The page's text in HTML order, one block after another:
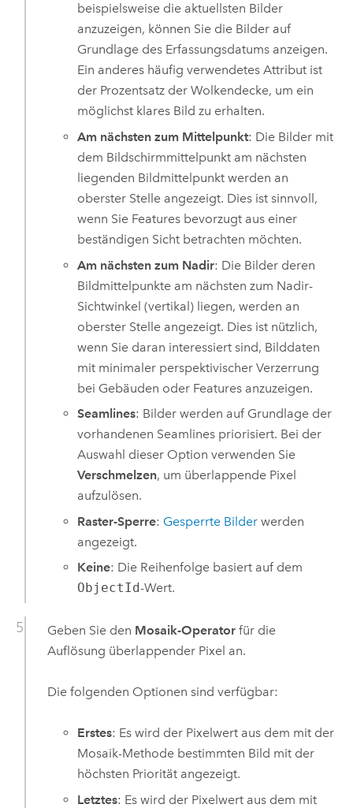
beispielsweise die aktuellsten Bilder
anzuzeigen, können Sie die Bilder auf
Grundlage des Erfassungsdatums anzeigen.
Ein anderes häufig verwendetes Attribut ist
der Prozentsatz der Wolkendecke, um ein
möglichst klares Bild zu erhalten.
Am nächsten zum Mittelpunkt: Die Bilder mit
dem Bildschirmmittelpunkt am nächsten
liegenden Bildmittelpunkt werden an
oberster Stelle angezeigt. Dies ist sinnvoll,
wenn Sie Features bevorzugt aus einer
beständigen Sicht betrachten möchten.
Am nächsten zum Nadir: Die Bilder deren
Bildmittelpunkte am nächsten zum Nadir-
Sichtwinkel (vertikal) liegen, werden an
oberster Stelle angezeigt. Dies ist nützlich,
wenn Sie daran interessiert sind, Bilddaten
mit minimaler perspektivischer Verzerrung
bei Gebäuden oder Features anzuzeigen.
Seamlines: Bilder werden auf Grundlage der
vorhandenen Seamlines priorisiert. Bei der
Auswahl dieser Option verwenden Sie
Verschmelzen, um überlappende Pixel
aufzulösen.
Raster-Sperre: Gesperrte Bilder werden
angezeigt.
Keine: Die Reihenfolge basiert auf dem
ObjectId-Wert.
Geben Sie den Mosaik-Operatorfür die
Auflösung überlappender Pixel an.
Die folgenden Optionen sind verfügbar:
Erstes: Es wird der Pixelwert aus dem mit der
Mosaik-Methode bestimmten Bild mit der
höchsten Priorität angezeigt.
Letztes: Es wird der Pixelwert aus dem mit